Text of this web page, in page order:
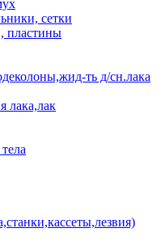
сетки
пластины
ть д/сн.лака
лака,лак